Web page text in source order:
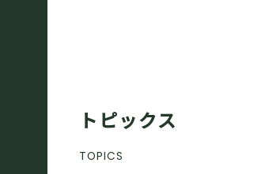
トピックス
TOPICS